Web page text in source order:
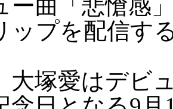
ー曲「悲愴感
ップを配信す
大塚愛はデビ